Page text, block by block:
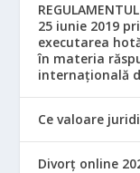
25 iunie 2019
executarea
în materia
internațională
Ce valoare
Divorț online